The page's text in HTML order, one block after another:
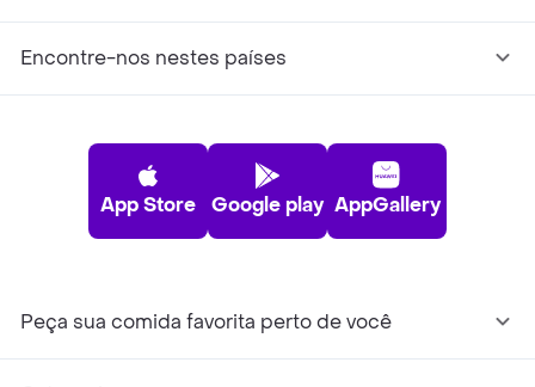
Encontre-nos nestes países
App Store Google play AppGallery
Peça sua comida favorita perto de você